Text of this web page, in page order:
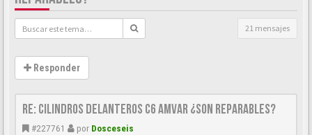
21 mensajes
Responder
Re: CILINDROS DELANTEROS C6 AMVAR ¿SON REPARABLES?
#227761 por Dosceseis